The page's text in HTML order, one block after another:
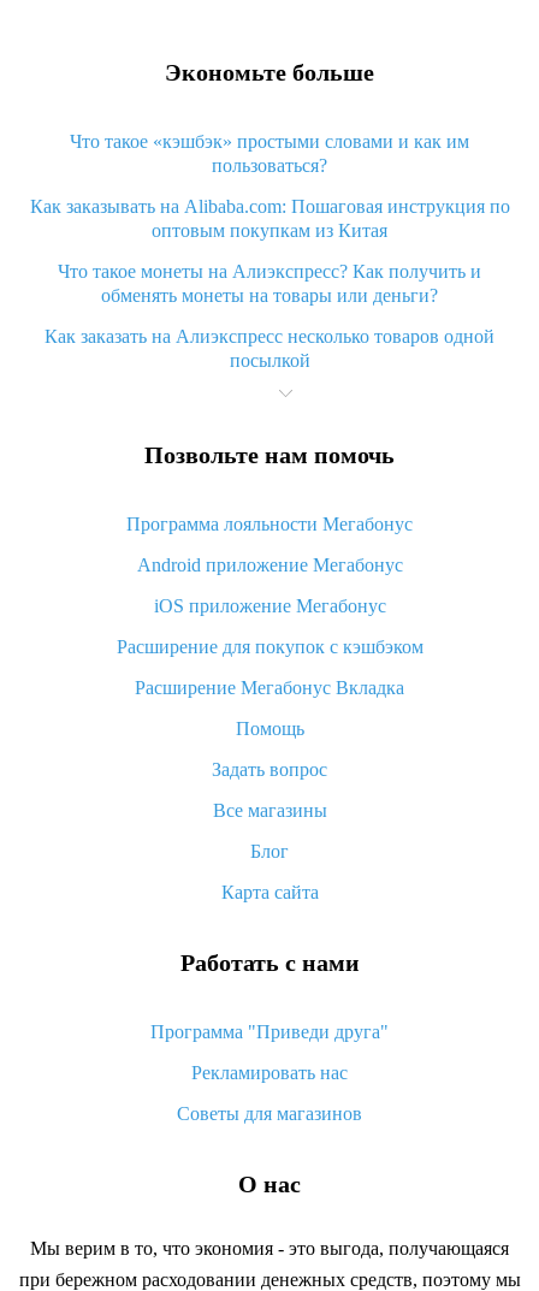
Экономьте больше
Что такое «кэшбэк» простыми словами и как им
пользоваться?
Как заказывать на Alibaba.com: Пошаговая инструкция по
оптовым покупкам из Китая
Что такое монеты на Алиэкспресс? Как получить и
обменять монеты на товары или деньги?
Как заказать на Алиэкспресс несколько товаров одной
посылкой
Что значит статус «Заказ закрыт» на Алиэкспресс и что
Что делать, если Алиэкспресс просит ввести паспортные
Как узнать, куда пришла посылка с Алиэкспресс
Вы отменили заказ на Алиэкспресс, когда вернут деньги?
Что такое баллы на Алиэкспресс, как их получить и
«AliExpress Standard Shipping»: что это за метод доставки и
как его отслеживать
Как покупать оптом на Алиэкспресс
Что делать, если не пришел товар с Алиэкспресс
возврата денег
Позвольте нам помочь
Программа лояльности Мегабонус
Android приложение Мегабонус
iOS приложение Мегабонус
Расширение для покупок с кэшбэком
Расширение Мегабонус Вкладка
Помощь
Задать вопрос
Все магазины
Блог
Карта сайта
Работать с нами
Программа "Приведи друга"
Рекламировать нас
Советы для магазинов
О нас
Мы верим в то, что экономия - это выгода, получающаяся
при бережном расходовании денежных средств, поэтому мы